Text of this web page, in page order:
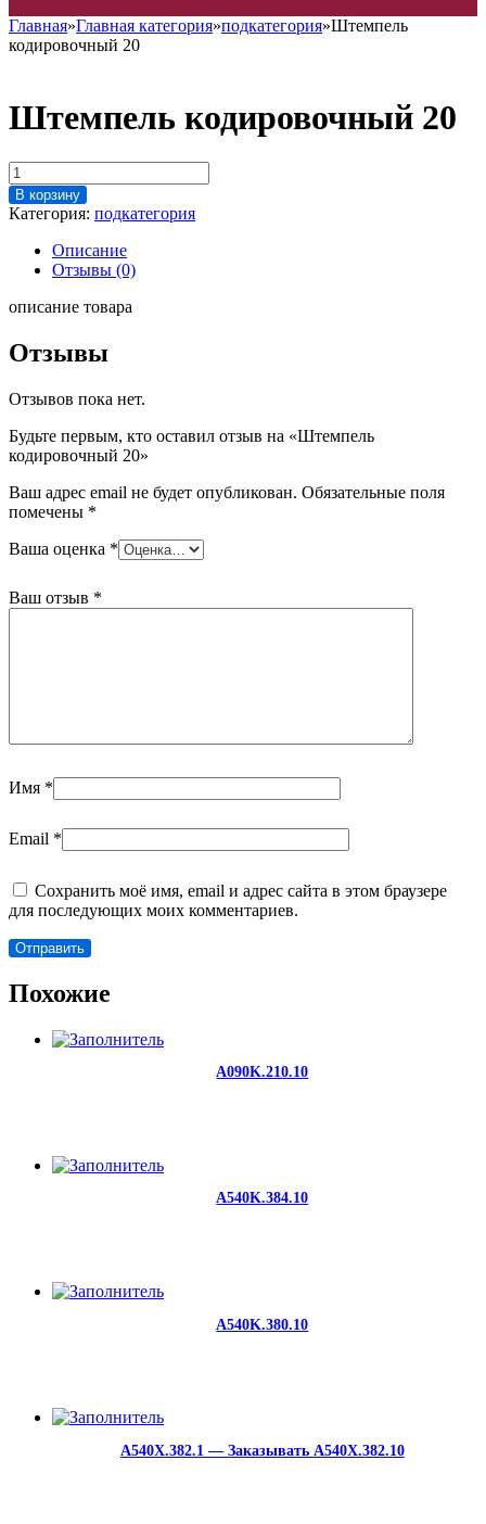
Главная»Главная категория»подкатегория»Штемпель
кодировочный 20
Штемпель кодировочный 20
Количество
товара
Штемпель
кодировочный
В корзину
Категория: подкатегория
Описание
Отзывы (0)
описание товара
Отзывы
Отзывов пока нет.
Будьте первым, кто оставил отзыв на «Штемпель
кодировочный 20»
Ваш адрес email не будет опубликован. Обязательные поля
помечены *
Ваша оценка *
Ваш отзыв *
Имя *
Email *
Сохранить моё имя, email и адрес сайта в этом браузере
для последующих моих комментариев.
Похожие
A090K.210.10
A540K.384.10
A540K.380.10
A540X.382.1 — Заказывать A540X.382.10